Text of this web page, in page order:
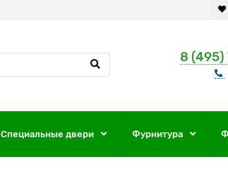
8
Специальные двери Фурнитура